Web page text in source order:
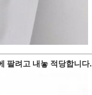
팔려고 내놓 적당합니다.